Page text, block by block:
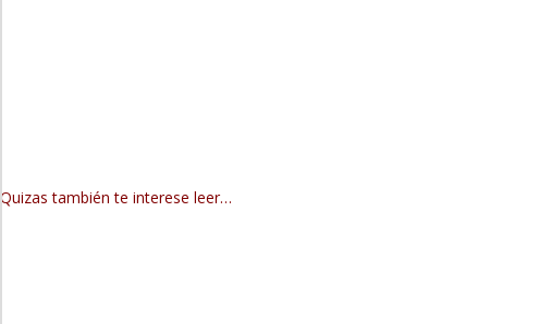
Quizas también te interese leer…